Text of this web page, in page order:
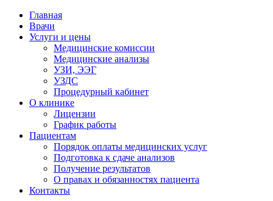
Главная
Врачи
Услуги и цены
Медицинские комиссии
Медицинские анализы
УЗИ, ЭЭГ
УЗДС
Процедурный кабинет
О клинике
Лицензии
График работы
Пациентам
Порядок оплаты медицинских услуг
Подготовка к сдаче анализов
Получение результатов
О правах и обязанностях пациента
Контакты